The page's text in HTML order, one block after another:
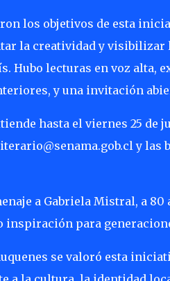
los objetivos de esta
la creatividad y
Hubo lecturas en voz alta,
y una invitación
hasta el viernes 25 de
y las
a Gabriela Mistral, a 80
inspiración para
se valoró esta